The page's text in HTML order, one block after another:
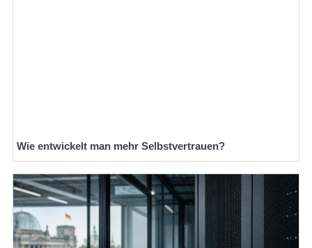
Wie entwickelt man mehr Selbstvertrauen?